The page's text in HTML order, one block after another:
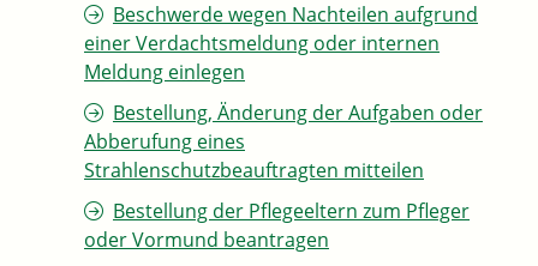
Beschwerde wegen Nachteilen aufgrund
einer Verdachtsmeldung oder internen
Meldung einlegen
Bestellung, Änderung der Aufgaben oder
Abberufung eines
Strahlenschutzbeauftragten mitteilen
Bestellung der Pflegeeltern zum Pfleger
oder Vormund beantragen